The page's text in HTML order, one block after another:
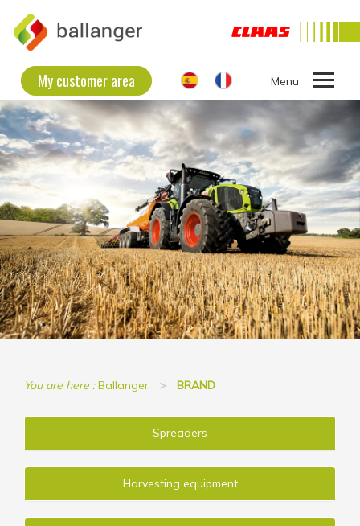
My customer area
Ouvrir
le
THE COMPANY
SECOND HAND EQUIPMENT
NEW EQUIPMENT
CONTACT
You are here :Ballanger BRAND
Spreaders
Harvesting equipment